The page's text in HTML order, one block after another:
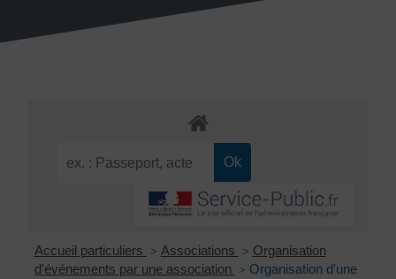
Accueil particuliers > Associations > Organisation
d'événements par une association
> Organisation d'une